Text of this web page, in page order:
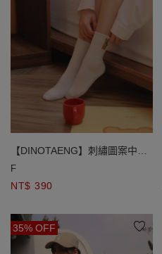
【DINOTAENG】刺繡圖案中筒
襪
F
NT$ 390
35% OFF